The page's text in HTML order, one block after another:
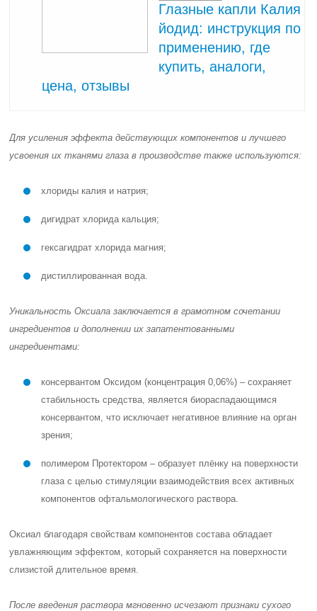
Глазные капли Калия
йодид: инструкция по
применению, где
купить, аналоги,
цена, отзывы
Для усиления эффекта действующих компонентов и лучшего
усвоения их тканями глаза в производстве также используются:
хлориды калия и натрия;
дигидрат хлорида кальция;
гексагидрат хлорида магния;
дистиллированная вода.
Уникальность Оксиала заключается в грамотном сочетании
ингредиентов и дополнении их запатентованными
ингредиентами:
консервантом Оксидом (концентрация 0,06%) – сохраняет
стабильность средства, является биораспадающимся
консервантом, что исключает негативное влияние на орган
зрения;
полимером Протектором – образует плёнку на поверхности
глаза с целью стимуляции взаимодействия всех активных
компонентов офтальмологического раствора.
Оксиал благодаря свойствам компонентов состава обладает
увлажняющим эффектом, который сохраняется на поверхности
слизистой длительное время.
После введения раствора мгновенно исчезают признаки сухого